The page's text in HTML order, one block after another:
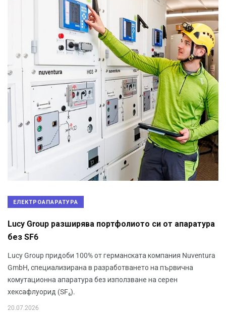
ЕЛЕКТРОАПАРАТУРА
Lucy Group разширява портфолиото си от апаратура
без SF6
Lucy Group придоби 100% от германската компания Nuventura
GmbH, специализирана в разработването на първична
комутационна апаратура без използване на серен
хексафлуорид (SF₆).
20.07.2026